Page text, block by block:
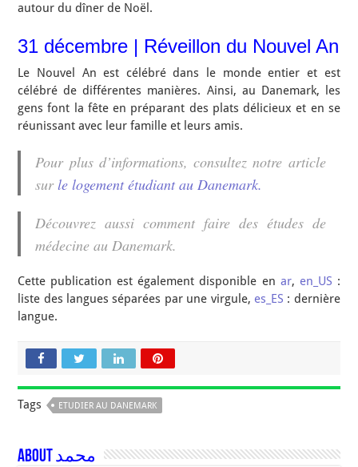
autour du dîner de Noël.
31 décembre | Réveillon du Nouvel An
Le Nouvel An est célébré dans le monde entier et est
célébré de différentes manières. Ainsi, au Danemark, les
gens font la fête en préparant des plats délicieux et en se
réunissant avec leur famille et leurs amis.
Pour plus d’informations, consultez notre article
surle logement étudiant au Danemark.
Découvrez aussi comment faire des études de
médecine au Danemark.
Cette publication est également disponible en ar, en_US :
liste des langues séparées par une virgule, es_ES : dernière
langue.
Tags ETUDIER AU DANEMARK
About محمد